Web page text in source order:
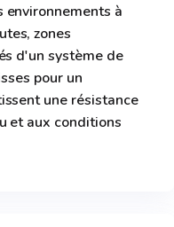
environnements à
zones
d'un système de
pour un
une résistance
et aux conditions